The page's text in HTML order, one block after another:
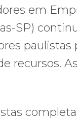
em
SP)
recursos.